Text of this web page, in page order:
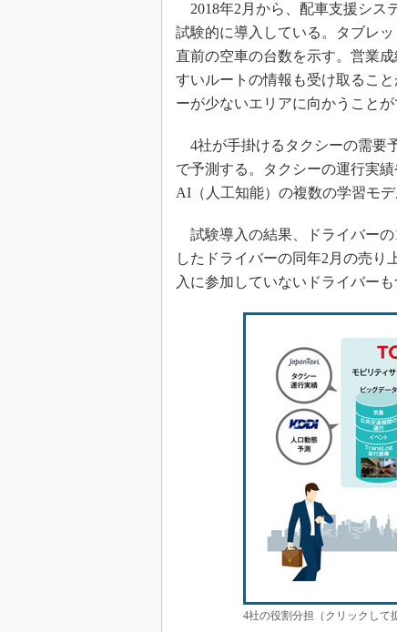
2018年2月から、配車支援シス
試験的に導入している。タブレ
直前の空車の台数を示す。営業
すいルートの情報も受け取るこ
ーが少ないエリアに向かうことが
4社が手掛けるタクシーの需要
で予測する。タクシーの運行実
AI（人工知能）の複数の学習モデ
試験導入の結果、ドライバーの
したドライバーの同年2月の売り
入に参加していないドライバー
4社の役割分担（クリックして